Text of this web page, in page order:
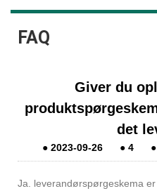
FAQ
Giver du
det
● 2023-09-26 ● 4 ●
Ja. leverandørspørgeskema